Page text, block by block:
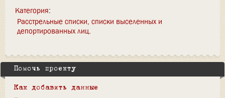
Категория:
Расстрельные списки, списки выселенных и
депортированных лиц
Помочь проекту
Как добавить данные